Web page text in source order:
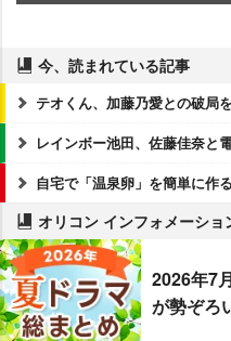
今、読まれている記事
テオくん、加藤乃愛との破局
レインボー池田、佐藤佳奈と
自宅で「温泉卵」を簡単に作
オリコン インフォメーショ
2026年7
が勢ぞろ